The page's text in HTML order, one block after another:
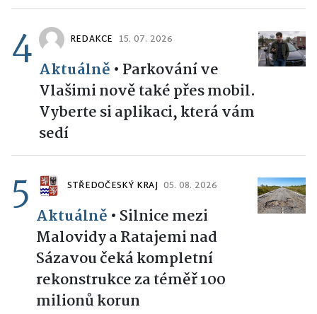
4 REDAKCE 15. 07. 2026
Aktuálně • Parkování ve
Vlašimi nově také přes mobil.
Vyberte si aplikaci, která vám
sedí
5 STŘEDOČESKÝ KRAJ 05. 08. 2026
Aktuálně • Silnice mezi
Malovidy a Ratajemi nad
Sázavou čeká kompletní
rekonstrukce za téměř 100
milionů korun